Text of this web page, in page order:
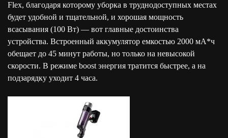
Flex, благодаря которому уборка в труднодоступных местах
будет удобной и тщательной, и хорошая мощность
всасывания (100 Вт) — вот главные достоинства
устройства. Встроенный аккумулятор емкостью 2000 мА*ч
обещает до 45 минут работы, но только на невысокой
скорости. В режиме boost энергия тратится быстрее, а на
подзарядку уходит 4 часа.